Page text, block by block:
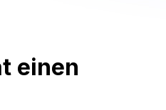
einen